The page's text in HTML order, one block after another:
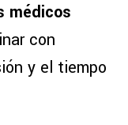
médicos
con
y el tiempo